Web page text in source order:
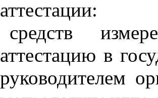
аттестации:
средств
аттестацию в
руководителем